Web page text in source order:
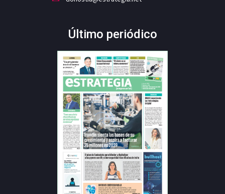
Último periódico